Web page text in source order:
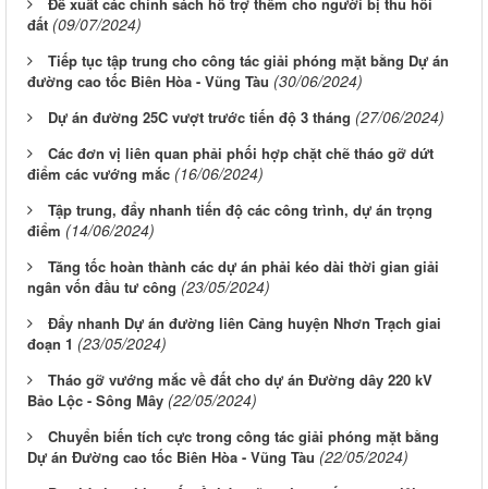
đất (09/07/2024)
Tiếp tục tập trung cho công tác giải phóng mặt bằng Dự án
đường cao tốc Biên Hòa - Vũng Tàu (30/06/2024)
Dự án đường 25C vượt trước tiến độ 3 tháng (27/06/2024)
Các đơn vị liên quan phải phối hợp chặt chẽ tháo gỡ dứt
điểm các vướng mắc (16/06/2024)
Tập trung, đẩy nhanh tiến độ các công trình, dự án trọng
điểm (14/06/2024)
Tăng tốc hoàn thành các dự án phải kéo dài thời gian giải
ngân vốn đầu tư công (23/05/2024)
Đẩy nhanh Dự án đường liên Cảng huyện Nhơn Trạch giai
đoạn 1 (23/05/2024)
Tháo gỡ vướng mắc về đất cho dự án Đường dây 220 kV
Bảo Lộc - Sông Mây (22/05/2024)
Chuyển biến tích cực trong công tác giải phóng mặt bằng
Dự án Đường cao tốc Biên Hòa - Vũng Tàu (22/05/2024)